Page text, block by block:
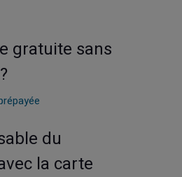
gratuite sans
du
la carte